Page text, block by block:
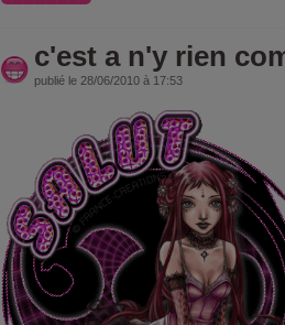
c'est a n'y rien
publié le 28/06/2010 à 17:53